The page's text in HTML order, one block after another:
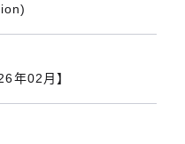
年02月】